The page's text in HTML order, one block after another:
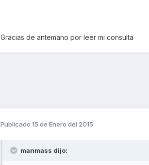
Gracias de antemano por leer mi consulta
Publicado 15 de Enero del 2015
manmass dijo: